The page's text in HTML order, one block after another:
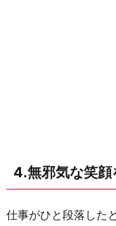
4.無邪気な笑顔
仕事がひと段落した